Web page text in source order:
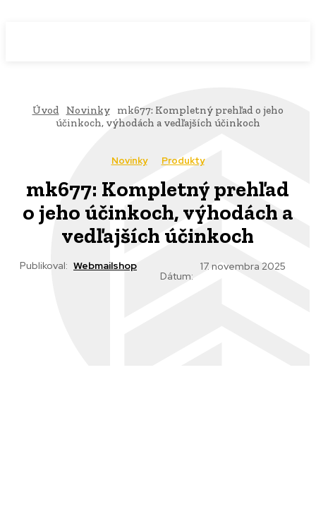
Úvod Novinky
mk677: Kompletný prehľad o jeho
účinkoch, výhodách a vedľajších účinkoch
Novinky Produkty
mk677: Kompletný prehľad
o jeho účinkoch, výhodách a
vedľajších účinkoch
Publikoval: Webmailshop
Dátum:
17. novembra 2025